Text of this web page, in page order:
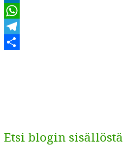
LinkedIn
WhatsApp
Telegram
Etsi blogin sisällöstä